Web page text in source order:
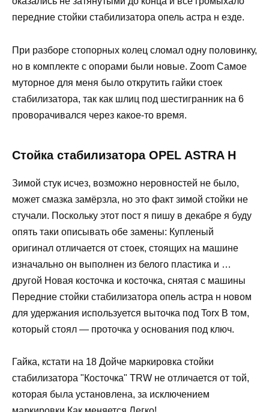
передние стойки стабилизатора опель астра н езде.
При разборе стопорных колец сломал одну половинку,
но в комплекте с опорами были новые. Zoom Самое
муторное для меня было открутить гайки стоек
стабилизатора, так как шлиц под шестигранник на 6
проворачивался через какое-то время.
Стойка стабилизатора OPEL ASTRA H
Зимой стук исчез, возможно неровностей не было,
может смазка замёрзла, но это факт зимой стойки не
стучали. Поскольку этот пост я пишу в декабре я буду
опять таки описывать обе замены: Купленый
оригинал отличается от стоек, стоящих на машине
изначально он выполнен из белого пластика и …
другой Новая косточка и косточка, снятая с машины
Передние стойки стабилизатора опель астра н новом
для удержания используется выточка под Torx В том,
который стоял — проточка у основания под ключ.
Гайка, кстати на 18 Дойче маркировка стойки
стабилизатора "Косточка" TRW не отличается от той,
которая была установлена, за исключением